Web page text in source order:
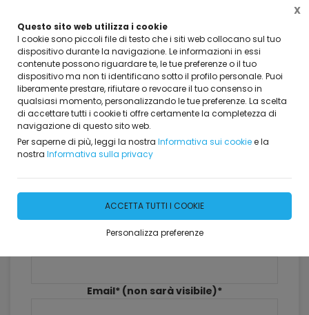
Questo sito web utilizza i cookie
I cookie sono piccoli file di testo che i siti web collocano sul tuo
dispositivo durante la navigazione. Le informazioni in essi
contenute possono riguardare te, le tue preferenze o il tuo
dispositivo ma non ti identificano sotto il profilo personale. Puoi
liberamente prestare, rifiutare o revocare il tuo consenso in
qualsiasi momento, personalizzando le tue preferenze. La scelta
di accettare tutti i cookie ti offre certamente la completezza di
navigazione di questo sito web.
Per saperne di più, leggi la nostra Informativa sui cookiee la
nostra Informativa sulla privacy
ACCETTA TUTTI I COOKIE
Personalizza preferenze
X
Home Dicono di Noi
Dicono di Noi
Lascia il tuo commento
Email* (non sarà visibile)*